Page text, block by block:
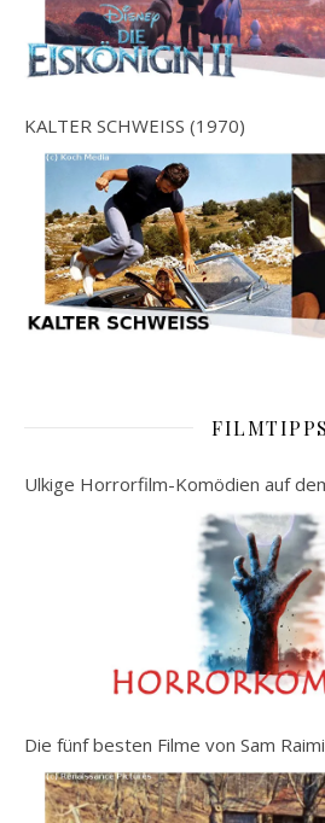
KALTER SCHWEISS (1970)
FILMTIPPS
Ulkige Horrorfilm-Komödien auf
Die fünf besten Filme von Sam Raimi